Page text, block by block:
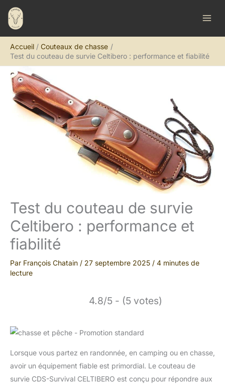
Aller
contenu
Accueil
Couteaux de chasse
Test du couteau de survie Celtibero : performance et fiabilité
Test du couteau de survie
Celtibero : performance et
fiabilité
Par François Chatain / 27 septembre 2025 / 4 minutes de
lecture
4.8/5 - (5 votes)
Lorsque vous partez en randonnée, en camping ou en chasse,
avoir un équipement fiable est primordial. Le couteau de
survie CDS-Survival CELTIBERO est conçu pour répondre aux
R
e
h
r
c